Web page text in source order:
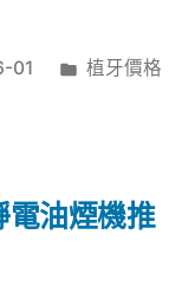
01
分
植牙價格
電油煙機推